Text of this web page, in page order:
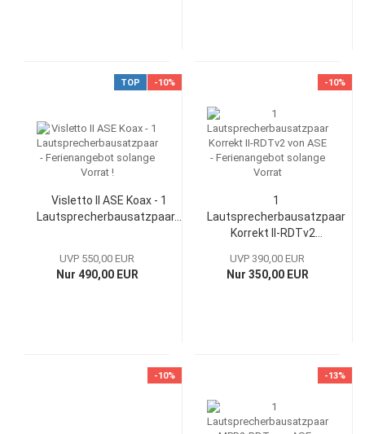
TOP -10%
Visletto II ASE Koax - 1
Lautsprecherbausatzpaar...
UVP 550,00 EUR
Nur 490,00 EUR
-10%
1
Lautsprecherbausatzpaar
Korrekt II-RDTv2...
UVP 390,00 EUR
Nur 350,00 EUR
-10% -13%